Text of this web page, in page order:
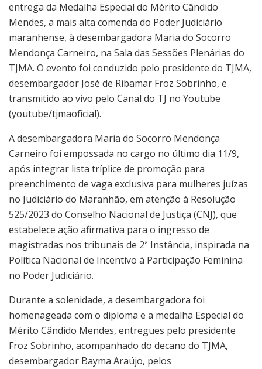
entrega da Medalha Especial do Mérito Cândido
Mendes, a mais alta comenda do Poder Judiciário
maranhense, à desembargadora Maria do Socorro
Mendonça Carneiro, na Sala das Sessões Plenárias do
TJMA. O evento foi conduzido pelo presidente do TJMA,
desembargador José de Ribamar Froz Sobrinho, e
transmitido ao vivo pelo Canal do TJ no Youtube
(youtube/tjmaoficial).
A desembargadora Maria do Socorro Mendonça
Carneiro foi empossada no cargo no último dia 11/9,
após integrar lista tríplice de promoção para
preenchimento de vaga exclusiva para mulheres juízas
no Judiciário do Maranhão, em atenção à Resolução
525/2023 do Conselho Nacional de Justiça (CNJ), que
estabelece ação afirmativa para o ingresso de
magistradas nos tribunais de 2ª Instância, inspirada na
Política Nacional de Incentivo à Participação Feminina
no Poder Judiciário.
Durante a solenidade, a desembargadora foi
homenageada com o diploma e a medalha Especial do
Mérito Cândido Mendes, entregues pelo presidente
Froz Sobrinho, acompanhado do decano do TJMA,
desembargador Bayma Araújo, pelos